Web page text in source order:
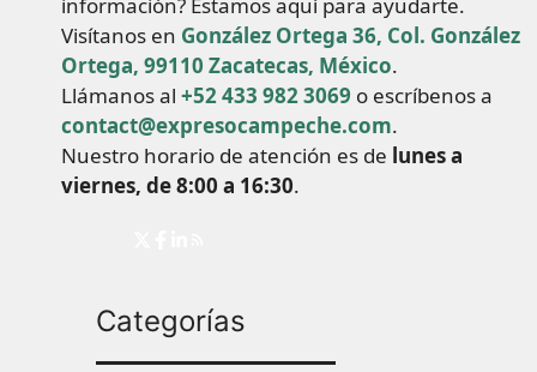
Visítanos en González Ortega 36, Col. González
Ortega, 99110 Zacatecas, México.
Llámanos al +52 433 982 3069 o escríbenos a
contact@expresocampeche.com.
Nuestro horario de atención es de lunes a
viernes, de 8:00 a 16:30.
Categorías